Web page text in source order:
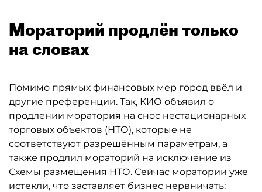
Мораторий продлён только
на словах
Помимо прямых финансовых мер город ввёл и
другие преференции. Так, КИО объявил о
продлении моратория на снос нестационарных
торговых объектов (НТО), которые не
соответствуют разрешённым параметрам, а
также продлил мораторий на исключение из
Схемы размещения НТО. Сейчас моратории уже
истекли, что заставляет бизнес нервничать: